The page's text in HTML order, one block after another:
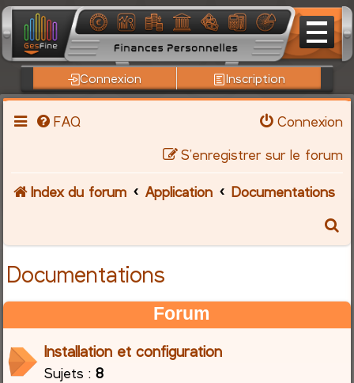
Connexion Inscription
FAQ
Connexion
S’enregistrer sur le forum
Index du forum Application
Documentations
Documentations
Forum
Installation et configuration
Sujets :8